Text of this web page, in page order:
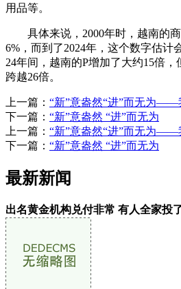
用品等。
具体来说，2000年时，越南的商
6%，而到了2024年，这个数字估计
24年间，越南的P增加了大约15倍
跨越26倍。
上一篇： “新”意盎然“进”而无为——
下一篇： “新”意盎然 “进”而无为
上一篇： “新”意盎然“进”而无为——
下一篇： “新”意盎然 “进”而无为
最新新闻
出名黄金机构兑付非常 有人全家投